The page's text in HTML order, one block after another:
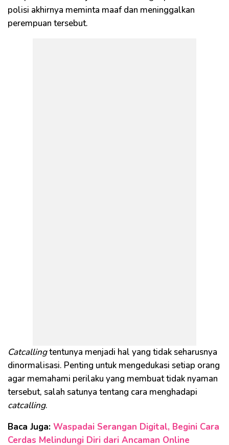
polisi akhirnya meminta maaf dan meninggalkan
perempuan tersebut.
Catcallingtentunya menjadi hal yang tidak seharusnya
dinormalisasi. Penting untuk mengedukasi setiap orang
agar memahami perilaku yang membuat tidak nyaman
tersebut, salah satunya tentang cara menghadapi
catcalling.
Baca Juga: Waspadai Serangan Digital, Begini Cara
Cerdas Melindungi Diri dari Ancaman Online